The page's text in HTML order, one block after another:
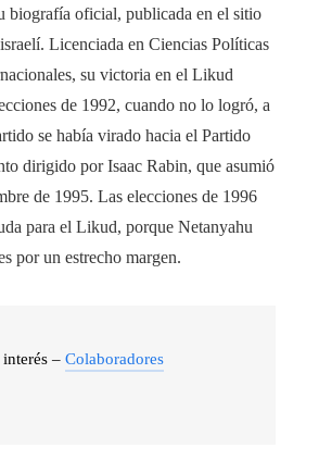
biografía oficial, publicada en el sitio
Licenciada en Ciencias Políticas
su victoria en el Likud
de 1992, cuando no lo logró, a
se había virado hacia el Partido
dirigido por Isaac Rabin, que asumió
de 1995. Las elecciones de 1996
para el Likud, porque Netanyahu
por un estrecho margen.
– Colaboradores